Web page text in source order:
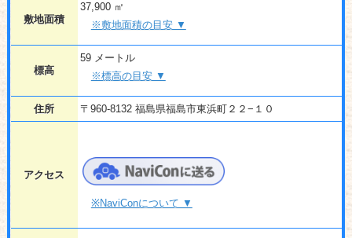
敷地面積
37,900 ㎡
※敷地面積の目安 ▼
標高
59 メートル
※標高の目安 ▼
住所 〒960-8132 福島県福島市東浜町２２−１０
アクセス
※NaviConについて ▼